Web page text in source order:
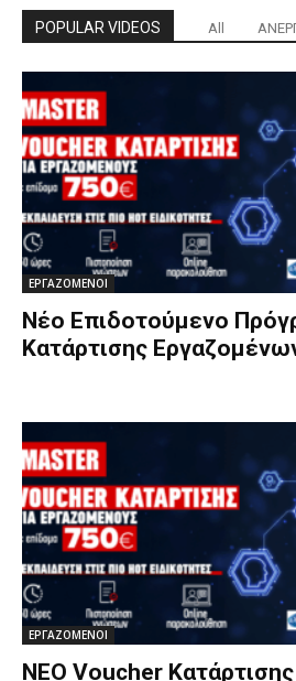
POPULAR VIDEOS All
ΕΡΓΑΖΟΜΕΝΟΙ
Νέο Επιδοτούμενο
Κατάρτισης
ΕΡΓΑΖΟΜΕΝΟΙ
ΝΕΟ Voucher